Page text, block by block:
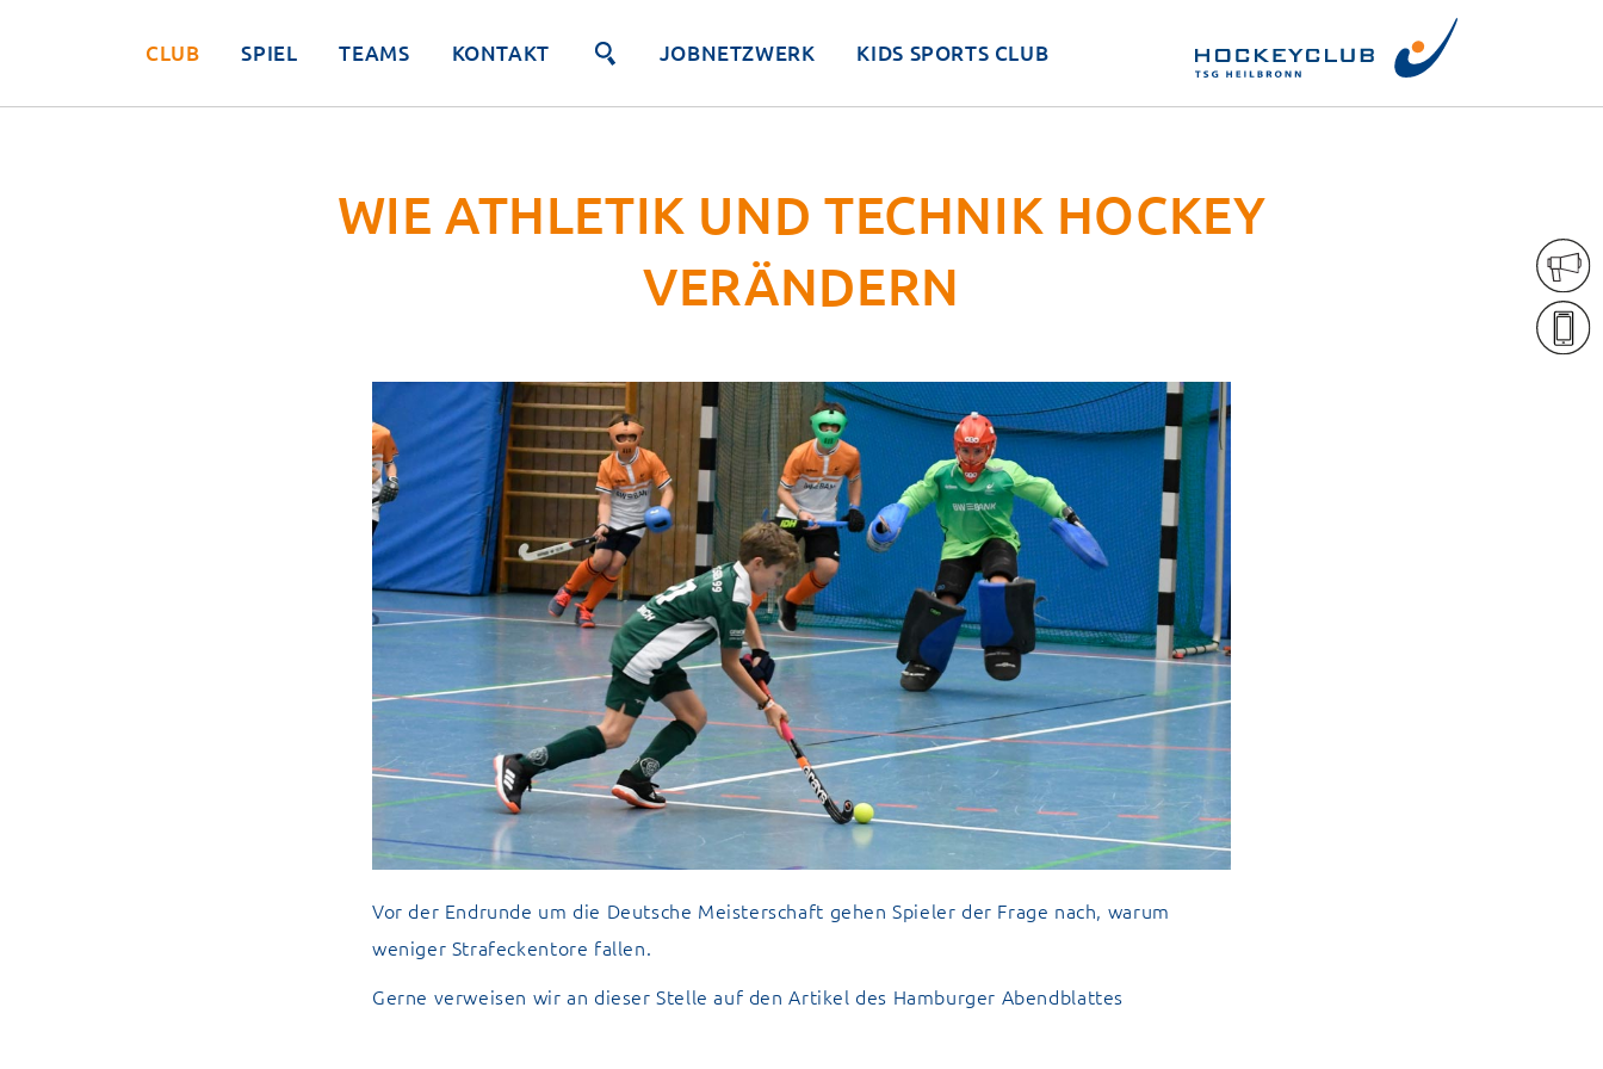
CLUB SPIEL TEAMS KONTAKT JOBNETZWERK KIDS SPORTS CLUB
WIE ATHLETIK UND TECHNIK HOCKEY
VERÄNDERN
Vor der Endrunde um die Deutsche Meisterschaft gehen Spieler der Frage nach, warum
weniger Strafeckentore fallen.
Gerne verweisen wir an dieser Stelle auf denArtikel des Hamburger Abendblattes